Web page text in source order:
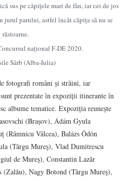
sus pe căpițele mari de fân, iar cei de jos
jurul parului, astfel încât căpița să nu se
răstoarne.
național F-DE 2020.
Sârb (Alba-Iulia)
fotografi români și străini, iar
prezentate în expoziții itinerante în
albume tematice. Expoziția reunește
(Brașov), Ádám Gyula
(Râmnicu Vâlcea), Balázs Ödön
(Târgu Mureș), Vlad Dumitrescu
de Mureș), Constantin Lazăr
Nagy Botond (Târgu Mureș),